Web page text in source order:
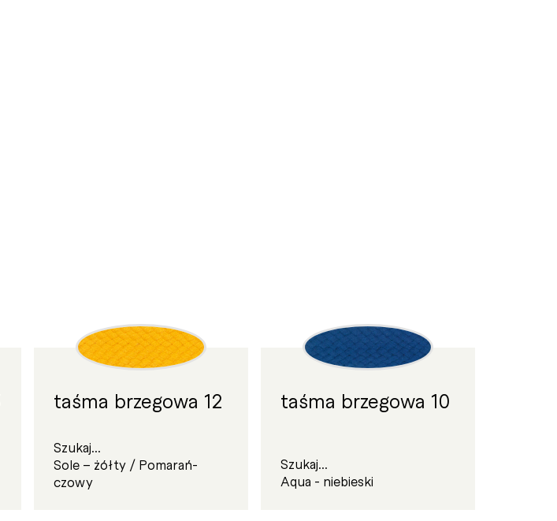
taśma brzegowa 12
Szukaj...
Sole – żółty / Pomarań­
czowy
taśma brzegowa 10
Szukaj...
Aqua - niebieski